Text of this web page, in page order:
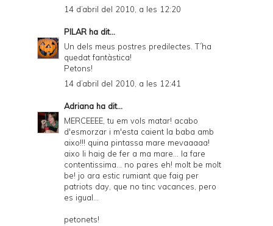
14 d’abril del 2010, a les 12:20
PILAR ha dit...
Un dels meus postres predilectes. T´ha
quedat fantàstica!
Petons!
14 d’abril del 2010, a les 12:41
Adriana ha dit...
MERCEEEE, tu em vols matar! acabo
d'esmorzar i m'esta caient la baba amb
aixo!!! quina pintassa mare mevaaaaa!
aixo li haig de fer a ma mare... la fare
contentissima... no pares eh! molt be molt
be! jo ara estic rumiant que faig per
patriots day, que no tinc vacances, pero
es igual...
petonets!